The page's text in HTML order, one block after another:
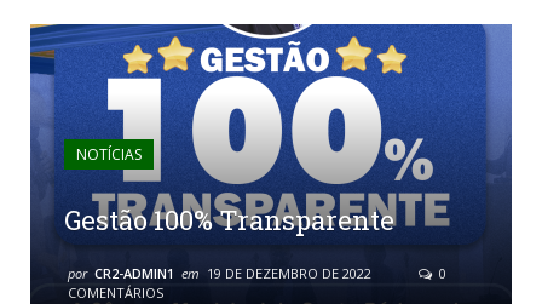
NOTÍCIAS
Gestão 100% Transparente
por CR2-ADMIN1 em 19 DE DEZEMBRO DE 2022
0
COMENTÁRIOS